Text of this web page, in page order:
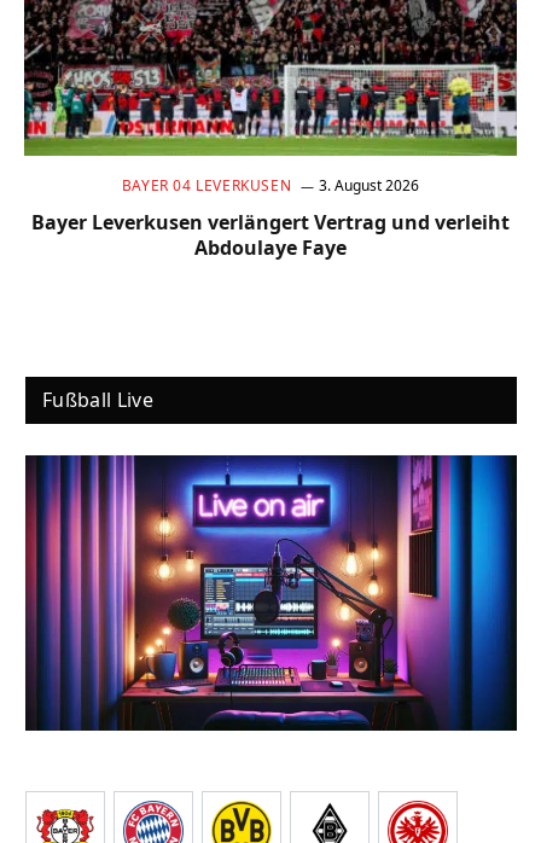
BAYER 04 LEVERKUSEN 3. August 2026
Bayer Leverkusen verlängert Vertrag und verleiht
Abdoulaye Faye
Fußball Live